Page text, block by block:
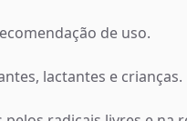
de uso.
lactantes e crianças.